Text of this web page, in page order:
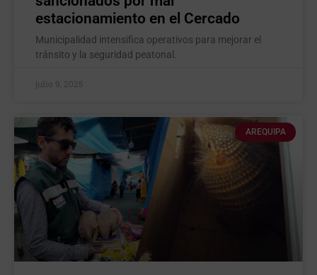
estacionamiento en el Cercado
Municipalidad intensifica operativos para mejorar el
tránsito y la seguridad peatonal.
julio 9, 2025
AREQUIPA